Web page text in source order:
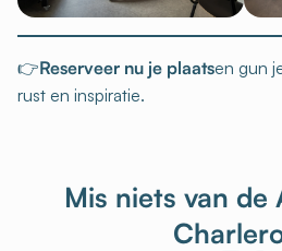
👉Reserveer nu je plaatsen gun
rust en inspiratie.
Mis niets van de